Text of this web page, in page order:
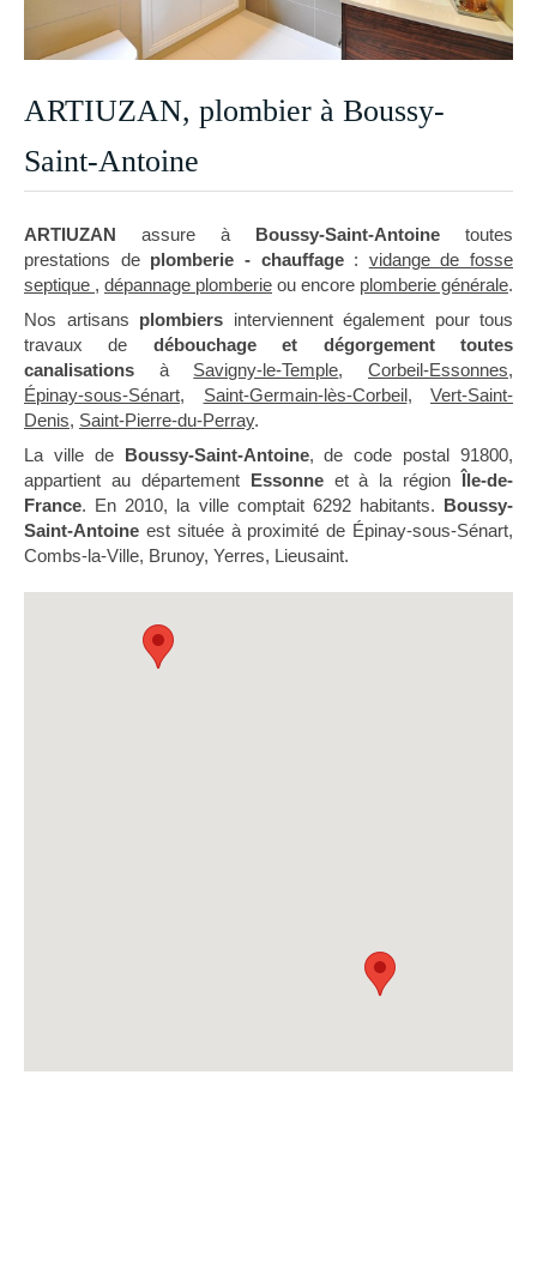
ARTIUZAN, plombier à Boussy-
Saint-Antoine
ARTIUZAN assure à Boussy-Saint-Antoine toutes
prestations de plomberie - chauffage: vidange de fosse
septique , dépannage plomberie ou encore plomberie générale.
Nos artisans plombiers interviennent également pour tous
travaux de débouchage et dégorgement toutes
canalisations à Savigny-le-Temple,Corbeil-Essonnes,
Épinay-sous-Sénart, Saint-Germain-lès-Corbeil, Vert-Saint-
Denis, Saint-Pierre-du-Perray.
La ville de Boussy-Saint-Antoine, de code postal 91800,
appartient au département Essonneet à la région Île-de-
France. En 2010, la ville comptait 6292 habitants. Boussy-
Saint-Antoine est située à proximité de Épinay-sous-Sénart,
Combs-la-Ville, Brunoy, Yerres, Lieusaint.